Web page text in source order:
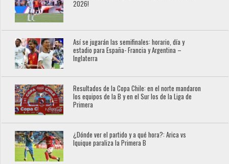
2026!
Así se jugarán las semifinales: horario, día y
estadio para España- Francia y Argentina –
Inglaterra
Resultados de la Copa Chile: en el norte mandaron
los equipos de la B y en el Sur los de la Liga de
Primera
¿Dónde ver el partido y a qué hora?: Arica vs
Iquique paraliza la Primera B